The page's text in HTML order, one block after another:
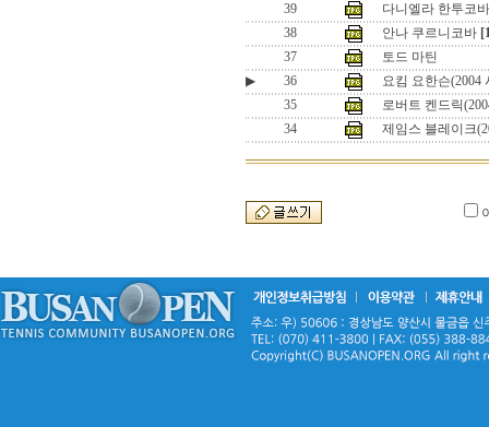
39
다니엘라 한투코바
38
안나 쿠르니코바
37
토드 마틴
▶
36
요킴 요한슨(2004
35
로버트 켄드릭
34
제임스 블레이크